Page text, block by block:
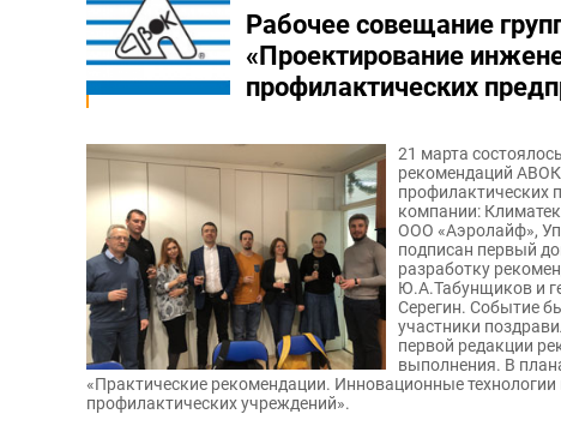
Рабочее совещание
«Проектирование
профилактических
21 марта
рекомендаций
профилактических
компании:
ООО «Аэролайф»,
подписан первый
разработку
Ю.А.Табунщиков и
Серегин. Событие
участники
первой редакции
выполнения. В
«Практические рекомендации. Инновационные
профилактических учреждений».